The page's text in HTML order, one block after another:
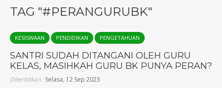
TAG "#PERANGURUBK"
KESISWAAN PENDIDIKAN PENGETAHUAN
SANTRI SUDAH DITANGANI OLEH GURU
KELAS, MASIHKAH GURU BK PUNYA PERAN?
Diterbitkan :Selasa, 12 Sep 2023